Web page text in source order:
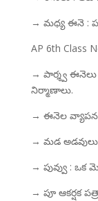
→ మధ్య ఈనె :
AP 6th Class
→ పార్శ్వ
నిర్మాణాలు.
→ ఈనెల
→ మడ అడవులు
→ పువ్వు :
→ పూ ఆకర్షక